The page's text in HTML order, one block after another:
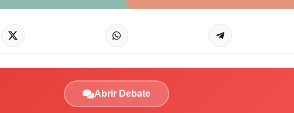
Abrir Debate